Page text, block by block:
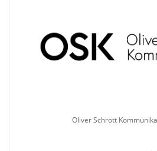
Oliver Schrott